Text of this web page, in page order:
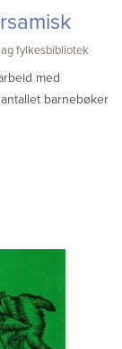
fylkesbibliotek
med
barnebøker